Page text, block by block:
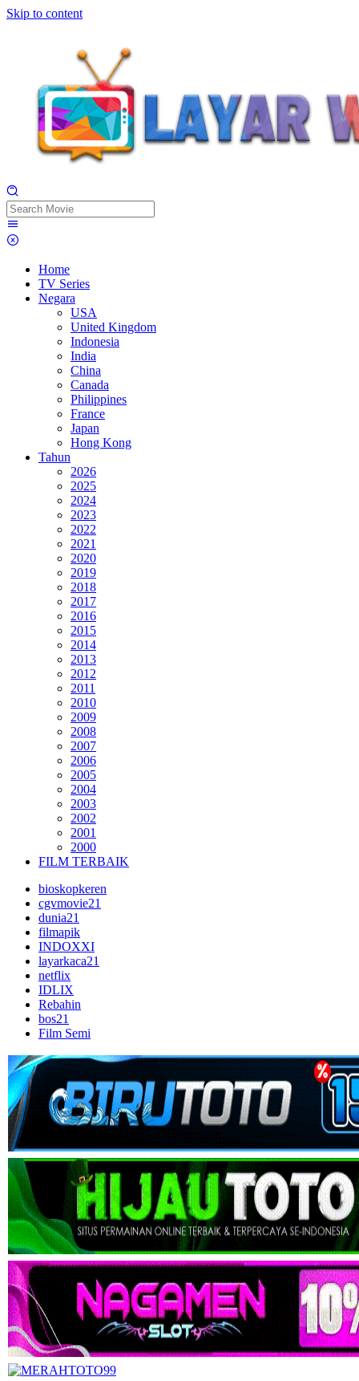
Skip to content
Home
TV Series
Negara
USA
United Kingdom
Indonesia
India
China
Canada
Philippines
France
Japan
Hong Kong
Tahun
2026
2025
2024
2023
2022
2021
2020
2019
2018
2017
2016
2015
2014
2013
2012
2011
2010
2009
2008
2007
2006
2005
2004
2003
2002
2001
2000
FILM TERBAIK
bioskopkeren
cgvmovie21
dunia21
filmapik
INDOXXI
layarkaca21
netflix
IDLIX
Rebahin
bos21
Film Semi